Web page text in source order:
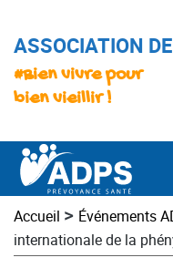
ASSOCIATION
#Bien vivre pour
bien vieillir !
Accueil > Événements
internationale de la